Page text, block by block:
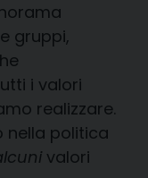
gruppi,
i valori
realizzare.
nella politica
valori